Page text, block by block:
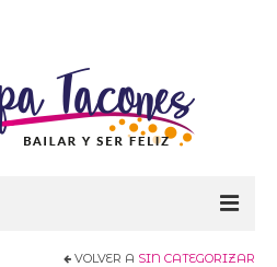
VOLVER A SIN CATEGORIZAR